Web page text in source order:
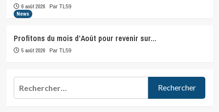
6 août 2026 Par TL59
News
Profitons du mois d’Août pour revenir sur…
5 août 2026 Par TL59